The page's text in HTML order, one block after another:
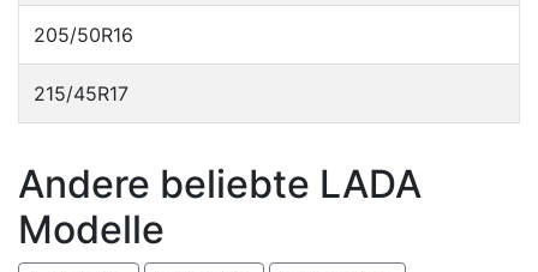
205/50R16
215/45R17
Andere beliebte LADA
Modelle